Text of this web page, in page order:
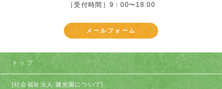
［受付時間］9：00〜18:00
メールフォーム
トップ
[社会福祉法人 健光園について]